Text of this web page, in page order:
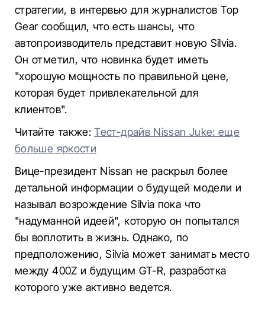
стратегии, в интервью для журналистов Top
Gear сообщил, что есть шансы, что
автопроизводитель представит новую Silvia.
Он отметил, что новинка будет иметь
"хорошую мощность по правильной цене,
которая будет привлекательной для
клиентов".
Читайте также:Тест-драйв Nissan Juke: еще
больше яркости
Вице-президент Nissan не раскрыл более
детальной информации о будущей модели и
называл возрождение Silvia пока что
"надуманной идеей", которую он попытался
бы воплотить в жизнь. Однако, по
предположению, Silvia может занимать место
между 400Z и будущим GT-R, разработка
которого уже активно ведется.